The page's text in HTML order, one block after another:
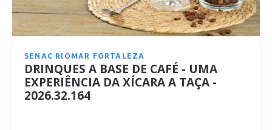
SENAC RIOMAR FORTALEZA
DRINQUES A BASE DE CAFÉ - UMA
EXPERIÊNCIA DA XÍCARA A TAÇA -
2026.32.164